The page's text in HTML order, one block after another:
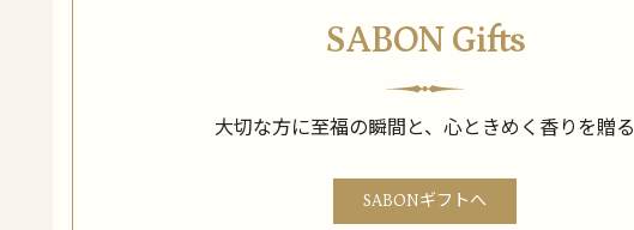
SABON Gifts
大切な方に至福の瞬間と、心ときめく香りを贈る
SABONギフトへ